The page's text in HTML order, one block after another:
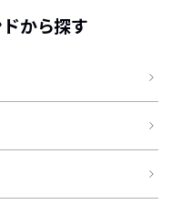
から探す